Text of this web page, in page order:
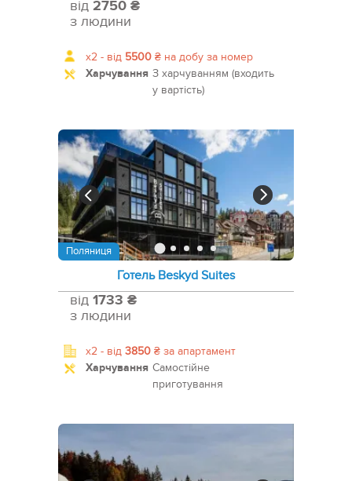
від 2750 ₴
з людини
x2 - від 5500 ₴ на добу за номер
Харчування З харчуванням (входить
у вартість)
Поляниця
Готель Beskyd Suites
від 1733 ₴
з людини
x2 - від 3850 ₴ за апартамент
Харчування Самостійне
приготування